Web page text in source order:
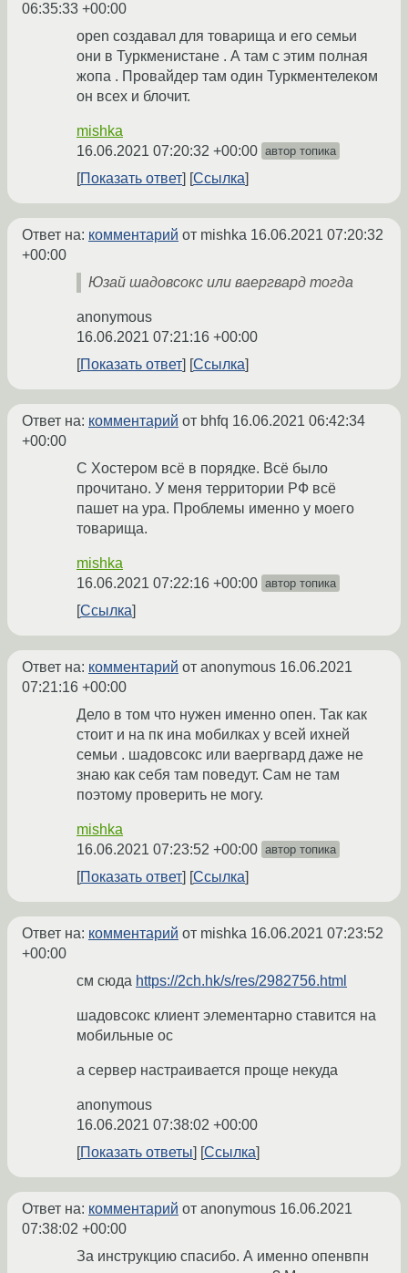
06:35:33 +00:00
open создавал для товарища и его семьи
они в Туркменистане . А там с этим полная
жопа . Провайдер там один Туркментелеком
он всех и блочит.
mishka
16.06.2021 07:20:32 +00:00 автор топика
Показать ответ Ссылка
Ответ на: комментарий от mishka 16.06.2021 07:20:32
+00:00
Юзай шадовсокс или ваергвард тогда
anonymous
16.06.2021 07:21:16 +00:00
Показать ответ
Ссылка
Ответ на: комментарий от bhfq 16.06.2021 06:42:34
+00:00
С Хостером всё в порядке. Всё было
прочитано. У меня территории РФ всё
пашет на ура. Проблемы именно у моего
товарища.
mishka
16.06.2021 07:22:16 +00:00 автор топика
Ссылка
Ответ на: комментарий от anonymous 16.06.2021
07:21:16 +00:00
Дело в том что нужен именно опен. Так как
стоит и на пк ина мобилках у всей ихней
семьи . шадовсокс или ваергвард даже не
знаю как себя там поведут. Сам не там
поэтому проверить не могу.
mishka
16.06.2021 07:23:52 +00:00 автор топика
Показать ответ Ссылка
Ответ на: комментарий от mishka 16.06.2021 07:23:52
+00:00
см сюда https://2ch.hk/s/res/2982756.html
шадовсокс клиент элементарно ставится на
мобильные ос
а сервер настраивается проще некуда
anonymous
16.06.2021 07:38:02 +00:00
Показать ответы
Ссылка
Ответ на: комментарий от anonymous 16.06.2021
07:38:02 +00:00
За инструкцию спасибо. А именно опенвпн